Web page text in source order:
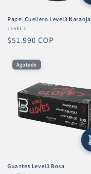
Papel Cuellero Level3 Naranja
Proveedor:
L3VEL3
Precio
$51.990 COP
Agotado
Guantes Level3 Rosa